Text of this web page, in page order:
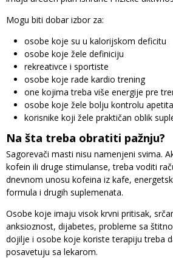
Mogu biti dobar izbor za:
osobe koje su u kalorijskom deficitu
osobe koje žele definiciju
rekreativce i sportiste
osobe koje rade kardio trening
one kojima treba više energije pre
osobe koje žele bolju kontrolu apetita
korisnike koji žele praktičan oblik
Na šta treba obratiti pažnju?
Sagorevači masti nisu namenjeni svima.
kofein ili druge stimulanse, treba voditi
dnevnom unosu kofeina iz kafe,
formula i drugih suplemenata.
Osobe koje imaju visok krvni pritisak,
anksioznost, dijabetes, probleme sa
dojilje i osobe koje koriste terapiju treba
posavetuju sa lekarom.